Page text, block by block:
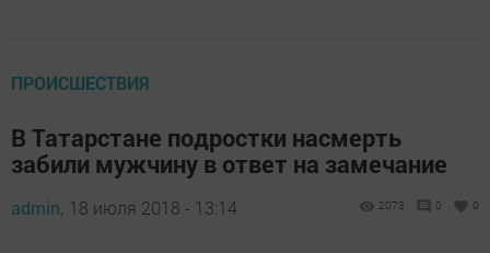
ПРОИСШЕСТВИЯ
В Татарстане подростки насмерть
забили мужчину в ответ на замечание
admin, 18 июля 2018 - 13:14 2073 0 0